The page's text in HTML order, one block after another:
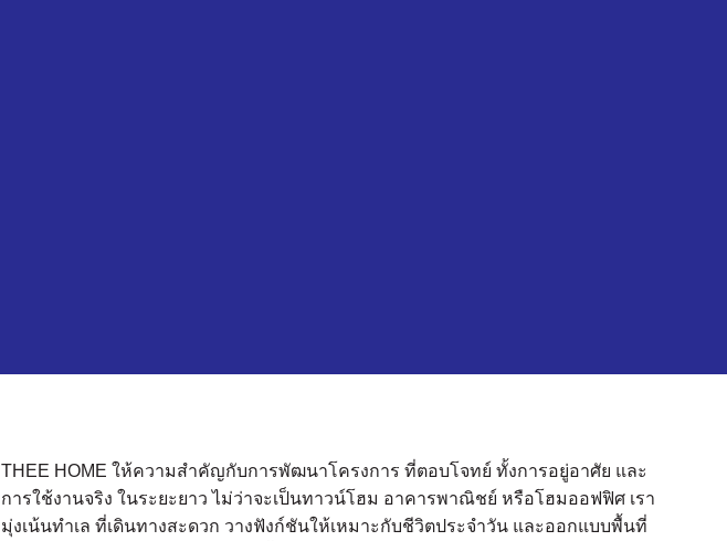
THEE HOME ให้ความสำคัญกับการพัฒนาโครงการ ที่ตอบโจทย์ ทั้งการอยู่อาศัย และ
การใช้งานจริง ในระยะยาว ไม่ว่าจะเป็นทาวน์โฮม อาคารพาณิชย์ หรือโฮมออฟฟิศ เรา
มุ่งเน้นทำเล ที่เดินทางสะดวก วางฟังก์ชันให้เหมาะกับชีวิตประจำวัน และออกแบบพื้นที่